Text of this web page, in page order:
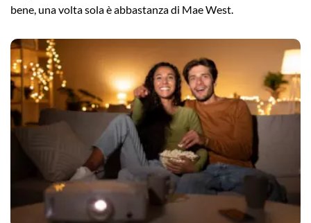
bene, una volta sola è abbastanza di Mae West.